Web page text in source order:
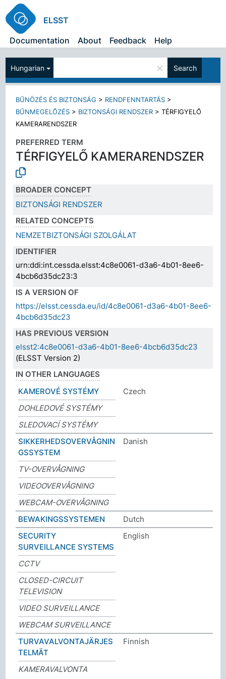
ELSST
Documentation
About Feedback Help
Hungarian × Search
BŰNÖZÉS ÉS BIZTONSÁG > RENDFENNTARTÁS >
BŰNMEGELŐZÉS > BIZTONSÁGI RENDSZER >TÉRFIGYELŐ
KAMERARENDSZER
PREFERRED TERM
TÉRFIGYELŐ KAMERARENDSZER
BROADER CONCEPT
BIZTONSÁGI RENDSZER
RELATED CONCEPTS
NEMZETBIZTONSÁGI SZOLGÁLAT
IDENTIFIER
urn:ddi:int.cessda.elsst:4c8e0061-d3a6-4b01-8ee6-
4bcb6d35dc23:3
IS A VERSION OF
https://elsst.cessda.eu/id/4c8e0061-d3a6-4b01-8ee6-
4bcb6d35dc23
HAS PREVIOUS VERSION
elsst2:4c8e0061-d3a6-4b01-8ee6-4bcb6d35dc23
(ELSST Version 2)
IN OTHER LANGUAGES
KAMEROVÉ SYSTÉMY
Czech
DOHLEDOVÉ SYSTÉMY
SLEDOVACÍ SYSTÉMY
SIKKERHEDSOVERVÅGNIN
GSSYSTEM
Danish
TV-OVERVÅGNING
VIDEOOVERVÅGNING
WEBCAM-OVERVÅGNING
BEWAKINGSSYSTEMEN
Dutch
SECURITY
SURVEILLANCE SYSTEMS
English
CCTV
CLOSED-CIRCUIT
TELEVISION
VIDEO SURVEILLANCE
WEBCAM SURVEILLANCE
TURVAVALVONTAJÄRJES
TELMÄT
Finnish
KAMERAVALVONTA